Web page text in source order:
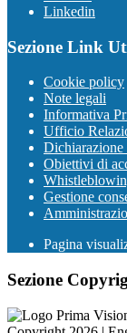
Linkedin
Sezione Link
Cookie policy
Note legali
Informativa
Ufficio
Dichiarazione
Obiettivi di
Gestione
Pagina
Sezione